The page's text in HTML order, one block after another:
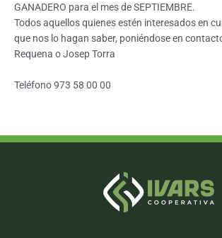
GANADERO para el mes de SEPTIEMBRE.
Todos aquellos quienes estén interesados en
que nos lo hagan saber, poniéndose en
Requena o Josep Torra
Teléfono 973 58 00 00